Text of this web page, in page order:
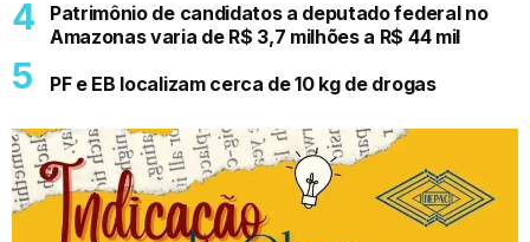
Patrimônio de candidatos a deputado federal no
Amazonas varia de R$ 3,7 milhões a R$ 44 mil
PF e EB localizam cerca de 10 kg de drogas